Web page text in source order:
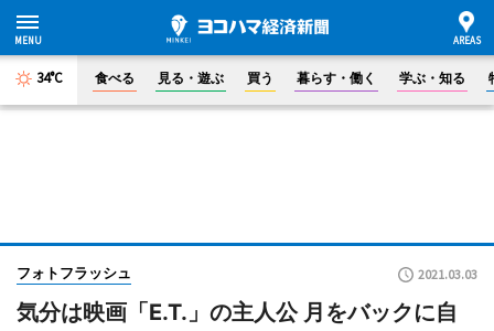
34°C 食べる 見る・遊ぶ 買う 暮らす・働く 学ぶ・知る
フォトフラッシュ 2021.03.03
気分は映画「E.T.」の主人公 月をバックに自